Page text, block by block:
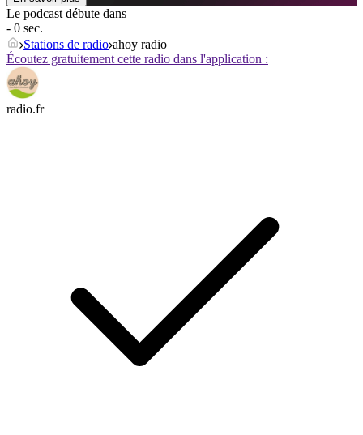
Le podcast débute dans
- 0 sec.
Stations de radio ahoy radio
Écoutez gratuitement cette radio dans l'application :
radio.fr